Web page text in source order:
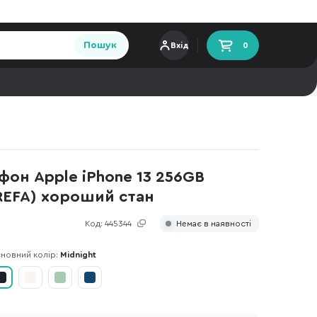
Пошук Вхід 0
Apple iPhone 13 256GB
хороший стан
Код: 445344 Немає в наявності
колір: Midnight